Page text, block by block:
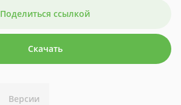
Поделиться ссылкой
Скачать
Версии